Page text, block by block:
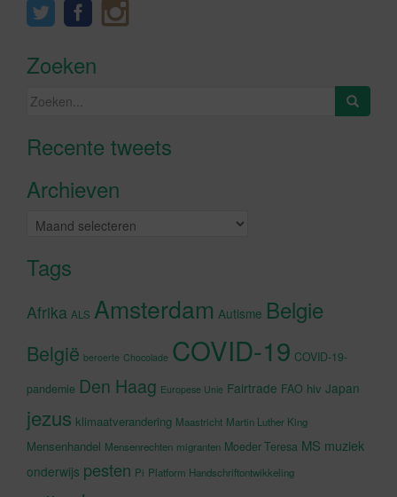
Zoeken
Zoeken
Recente tweetsKlik om marketing cookies te
Archieven
Archieven
Tags
Afrika ALS Amsterdam Autisme Belgie
België beroerte Chocolade COVID-19 COVID-19-
pandemie Den Haag Europese Unie Fairtrade FAO hiv Japan
jezus klimaatverandering Maastricht Martin Luther King
Mensenhandel Mensenrechten migranten Moeder Teresa MS muziek
onderwijs pesten Pi Platform Handschriftontwikkeling